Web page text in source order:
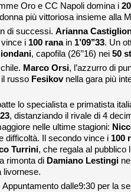
Oro e CC Napoli domina i
più vittoriosa insieme alla
di successi. Arianna
i 100 ranain 1’09’’33. Un
, capofila (26’’16) nei 50
Marco Orsi, l’azzurro di
russo Fesikov nella gara più
lo specialista e primatista
, distanziando il rivale di 4
nelle ultime stagioni:
difficoltà. Il secondo vince i 100
Turrini, che regala al pubblico
rimonta di Damiano Lestingi
livornese.
dalle9:30 per la